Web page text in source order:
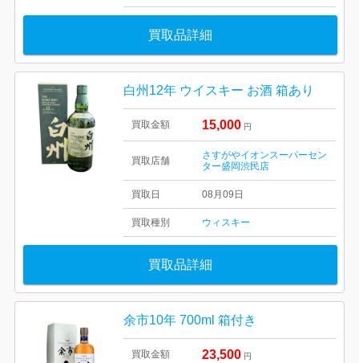
買取品詳細
白州12年 ウイスキー お酒 箱あり
買取金額 15,000 円
買取店舗
さすがやイオンスーパーセン
ター盛岡渋民店
買取日 08月09日
買取種別 ウィスキー
買取品詳細
余市10年 700ml 箱付き
買取金額 23,500 円